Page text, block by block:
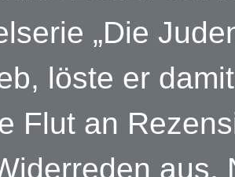
„Die
löste er
Flut an
aus.